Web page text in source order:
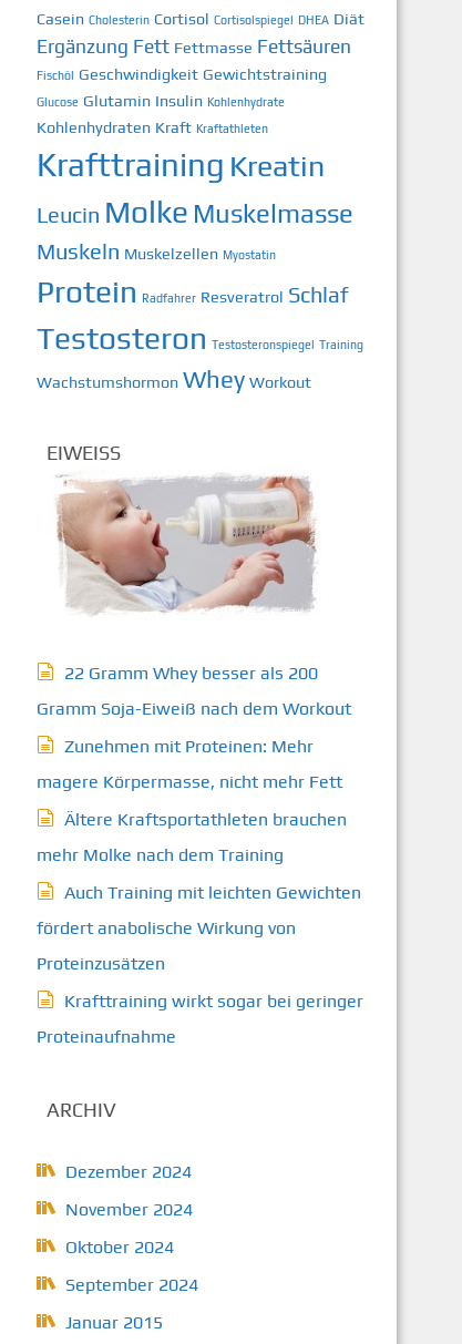
Casein Cholesterin Cortisol Cortisolspiegel DHEA Diät
Ergänzung Fett Fettmasse Fettsäuren
Fischöl Geschwindigkeit Gewichtstraining
Glucose Glutamin Insulin Kohlenhydrate
Kohlenhydraten Kraft Kraftathleten
Krafttraining Kreatin
Leucin Molke Muskelmasse
Muskeln Muskelzellen Myostatin
Protein Radfahrer Resveratrol Schlaf
Testosteron Testosteronspiegel Training
Wachstumshormon Whey Workout
EIWEISS
22 Gramm Whey besser als 200
Gramm Soja-Eiweiß nach dem Workout
Zunehmen mit Proteinen: Mehr
magere Körpermasse, nicht mehr Fett
Ältere Kraftsportathleten brauchen
mehr Molke nach dem Training
Auch Training mit leichten Gewichten
fördert anabolische Wirkung von
Proteinzusätzen
Krafttraining wirkt sogar bei geringer
Proteinaufnahme
ARCHIV
Dezember 2024
November 2024
Oktober 2024
September 2024
Januar 2015